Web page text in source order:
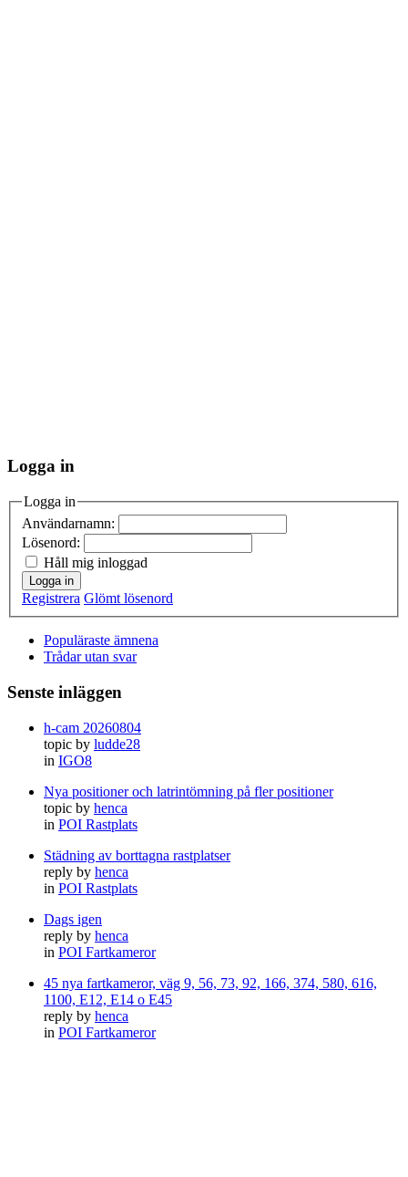
Logga in
Logga in
Användarnamn:
Lösenord:
Håll mig inloggad
Logga in
Registrera Glömt lösenord
Populäraste ämnena
Trådar utan svar
Senste inläggen
h-cam 20260804
topic by ludde28
in IGO8
Nya positioner och latrintömning på fler positioner
topic by henca
in POI Rastplats
Städning av borttagna rastplatser
reply by henca
in POI Rastplats
Dags igen
reply by henca
in POI Fartkameror
45 nya fartkameror, väg 9, 56, 73, 92, 166, 374, 580, 616,
1100, E12, E14 o E45
reply by henca
in POI Fartkameror